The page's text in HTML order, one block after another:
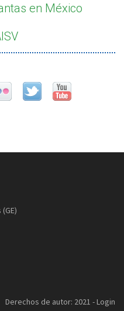
en México
Derechos de autor: 2021 -Login